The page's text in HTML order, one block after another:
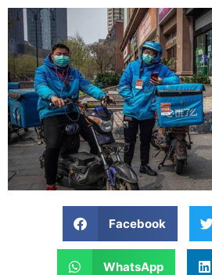
Facebook
WhatsApp